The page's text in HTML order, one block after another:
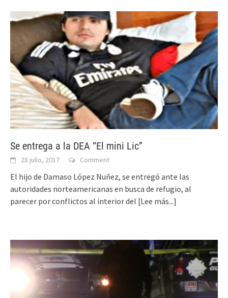
Se entrega a la DEA “El mini Lic”
28 julio, 2017 Comment
El hijo de Damaso López Nuñez, se entregó ante las
autoridades norteamericanas en busca de refugio, al
parecer por conflictos al interior del [Lee más...]